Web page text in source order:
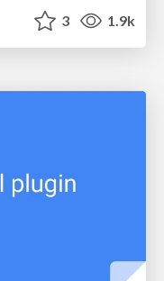
3 1.9k